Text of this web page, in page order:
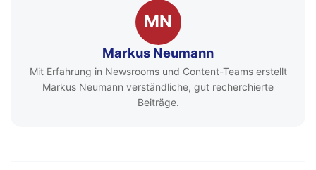
MN
Markus Neumann
Mit Erfahrung in Newsrooms und Content-Teams erstellt
Markus Neumann verständliche, gut recherchierte
Beiträge.